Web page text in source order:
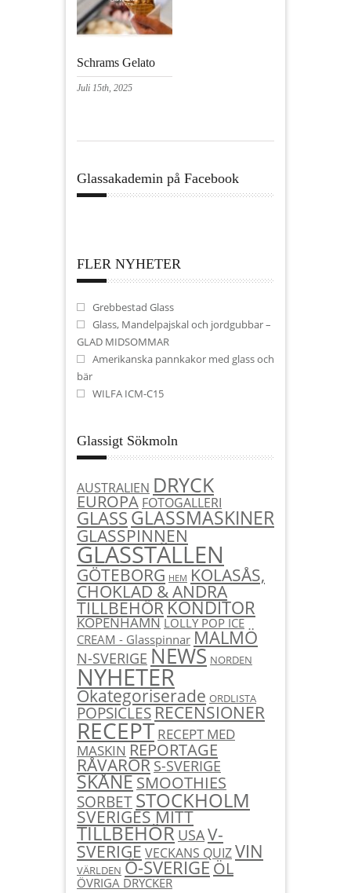
Schrams Gelato
Juli 15th, 2025
Glassakademin på Facebook
FLER NYHETER
Grebbestad Glass
Glass, Mandelpajskal och jordgubbar –
GLAD MIDSOMMAR
Amerikanska pannkakor med glass och
bär
WILFA ICM-C15
Glassigt Sökmoln
AUSTRALIEN DRYCK
EUROPA FOTOGALLERI
GLASSGLASSMASKINER
GLASSPINNEN
GLASSTÄLLEN
GÖTEBORG HEM KOLASÅS,
CHOKLAD & ANDRA
TILLBEHÖRKONDITOR
KÖPENHAMN LOLLY POP ICE
CREAM - Glasspinnar MALMÖ
N-SVERIGE NEWS NORDEN
NYHETER
Okategoriserade ORDLISTA
POPSICLESRECENSIONER
RECEPT RECEPT MED
MASKIN REPORTAGE
RÅVARORS-SVERIGE
SKÅNESMOOTHIES
SORBETSTOCKHOLM
SVERIGES MITT
TILLBEHÖR USAV-
SVERIGEVECKANS QUIZVIN
VÄRLDEN Ö-SVERIGEÖL
ÖVRIGA DRYCKER